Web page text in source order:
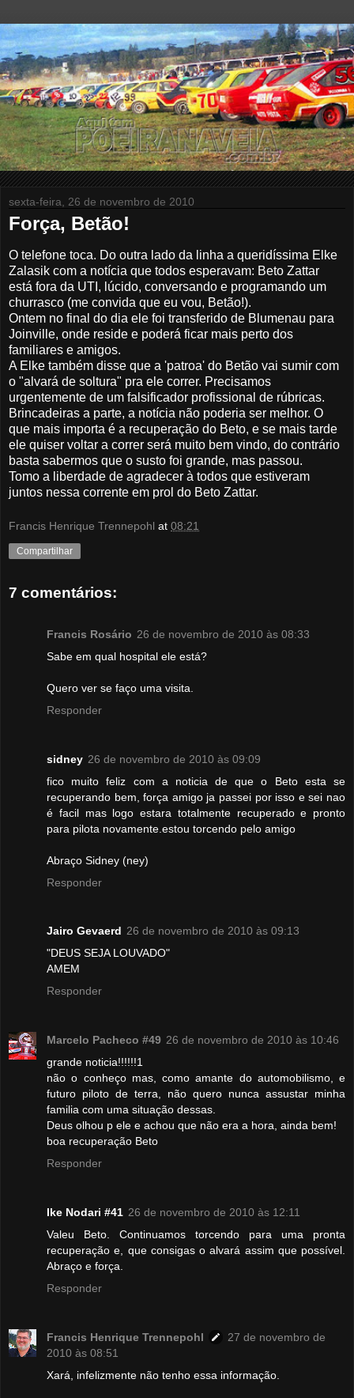
sexta-feira, 26 de novembro de 2010
Força, Betão!
O telefone toca. Do outra lado da linha a queridíssima Elke
Zalasik com a notícia que todos esperavam: Beto Zattar
está fora da UTI, lúcido, conversando e programando um
churrasco (me convida que eu vou, Betão!).
Ontem no final do dia ele foi transferido de Blumenau para
Joinville, onde reside e poderá ficar mais perto dos
familiares e amigos.
A Elke também disse que a 'patroa' do Betão vai sumir com
o "alvará de soltura" pra ele correr. Precisamos
urgentemente de um falsificador profissional de rúbricas.
Brincadeiras a parte, a notícia não poderia ser melhor. O
que mais importa é a recuperação do Beto, e se mais tarde
ele quiser voltar a correr será muito bem vindo, do contrário
basta sabermos que o susto foi grande, mas passou.
Tomo a liberdade de agradecer à todos que estiveram
juntos nessa corrente em prol do Beto Zattar.
Francis Henrique Trennepohl at 08:21
Compartilhar
7 comentários:
Francis Rosário 26 de novembro de 2010 às 08:33
Sabe em qual hospital ele está?
Quero ver se faço uma visita.
Responder
sidney 26 de novembro de 2010 às 09:09
fico muito feliz com a noticia de que o Beto esta se
recuperando bem, força amigo ja passei por isso e sei nao
é facil mas logo estara totalmente recuperado e pronto
para pilota novamente.estou torcendo pelo amigo
Abraço Sidney (ney)
Responder
Jairo Gevaerd 26 de novembro de 2010 às 09:13
"DEUS SEJA LOUVADO"
AMEM
Responder
Marcelo Pacheco #49 26 de novembro de 2010 às 10:46
grande noticia!!!!!!1
não o conheço mas, como amante do automobilismo, e
futuro piloto de terra, não quero nunca assustar minha
familia com uma situação dessas.
Deus olhou p ele e achou que não era a hora, ainda bem!
boa recuperação Beto
Responder
Ike Nodari #41 26 de novembro de 2010 às 12:11
Valeu Beto. Continuamos torcendo para uma pronta
recuperação e, que consigas o alvará assim que possível.
Abraço e força.
Responder
Francis Henrique Trennepohl
27 de novembro de
2010 às 08:51
Xará, infelizmente não tenho essa informação.